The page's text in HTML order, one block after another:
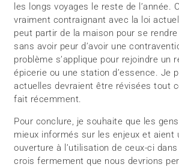
les longs voyages le reste de l’année.
vraiment contraignant avec la loi
peut partir de la maison pour se
sans avoir peur d’avoir une
problème s’applique pour rejoindre un
épicerie ou une station d’essence. Je
actuelles devraient être révisées tout
fait récemment.
Pour conclure, je souhaite que les
mieux informés sur les enjeux et aient
ouverture à l’utilisation de ceux-ci
crois fermement que nous devrions